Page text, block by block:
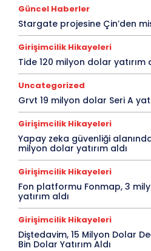
Güncel Haberler
Stargate projesine Çin’den
Girişimcilik Hikayeleri
Tide 120 milyon dolar yatırım
Uncategorized
Grvt 19 milyon dolar Seri A
Girişimcilik Hikayeleri
Yapay zeka güvenliği
milyon dolar yatırım aldı
Girişimcilik Hikayeleri
Fon platformu Fonmap, 3
yatırım aldı
Girişimcilik Hikayeleri
Diştedavim, 15 Milyon Dolar
Bin Dolar Yatırım Aldı